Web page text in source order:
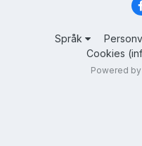
Språk
Cookies
Powered